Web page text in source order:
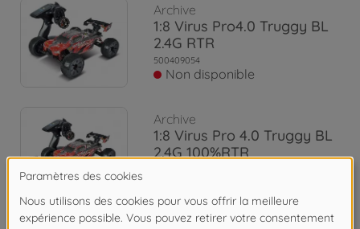
Archive
1:8 Virus Pro4.0 Truggy BL
2.4G RTR
500409054
Non disponible
Archive
1:8 Virus Pro 4.0 Truggy BL
2.4G 100%RTR